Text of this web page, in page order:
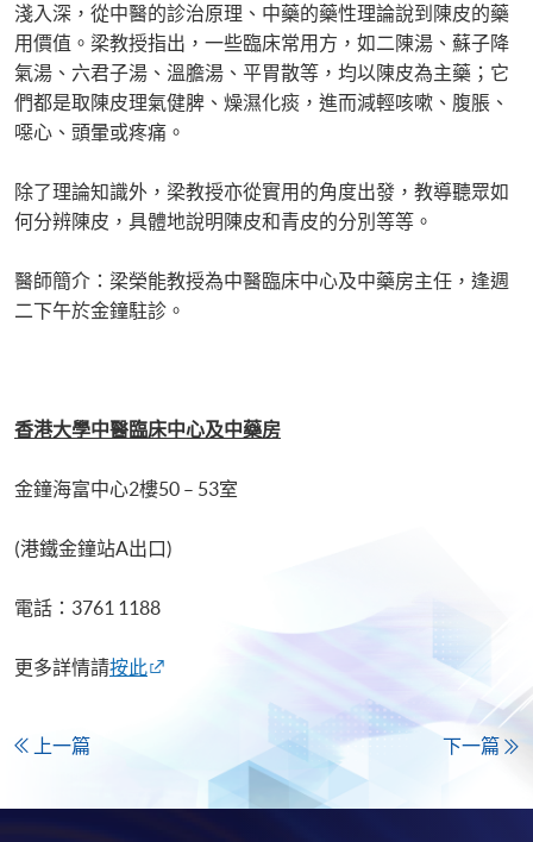
淺入深，從中醫的診治原理、中藥的藥性理論說到陳皮的藥
用價值。梁教授指出，一些臨床常用方，如二陳湯、蘇子降
氣湯、六君子湯、溫膽湯、平胃散等，均以陳皮為主藥；它
們都是取陳皮理氣健脾、燥濕化痰，進而減輕咳嗽、腹脹、
噁心、頭暈或疼痛。
除了理論知識外，梁教授亦從實用的角度出發，教導聽眾如
何分辨陳皮，具體地說明陳皮和青皮的分別等等。
醫師簡介：梁榮能教授為中醫臨床中心及中藥房主任，逢週
二下午於金鐘駐診。
香港大學中醫臨床中心及中藥房
金鐘海富中心2樓50 – 53室
(港鐵金鐘站A出口)
電話：3761 1188
更多詳情請按此
上一篇 下一篇